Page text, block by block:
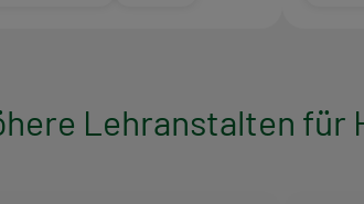
Lehranstalten für